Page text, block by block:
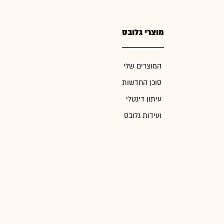
מוצרי גלובס
המוצרים שלי
סוכן החדשות
עיתון דיגטלי
ועידות גלובס